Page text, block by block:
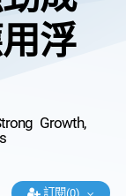
浮
Growth,
訂閱(0)